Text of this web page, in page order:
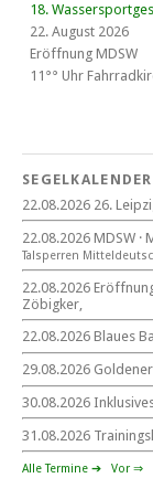
18.
22. August 2026
Eröffnung MDSW
11°° Uhr
22.
beim CYCM
für alle Segler am
Mitteldeutsche
22. – 30. August
Goldener Finn und
29. – 30. August
beim SCHP auf
SEGELKALENDER
22.08.2026 26.
22.08.2026 MDSW ·
Tal­sperren
22.08.2026
Zöbigker,
22.08.2026 Blaues
29.08.2026 Goldener
30.08.2026
31.08.2026
Alle Termine ➔ Vor ⇒